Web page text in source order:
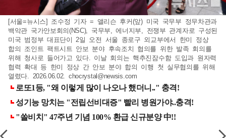
[서울=뉴시스] 조수정 기자 = 앨리슨 후커(앞) 미국 국무부 정무차관과
백악관 국가안보회의(NSC), 국무부, 에너지부, 전쟁부 관계자로 구성된
미국 범정부 대표단이 2일 오전 서울 종로구 외교부에서 한미 정상
합의 조인트 팩트시트 안보 분야 후속조치 협의를 위한 발족 회의를
위해 청사로 들어가고 있다. 이날 회의는 핵추진잠수함 도입과 원자력
협력 확대 등 한미 정상 간 안보 분야 합의 이행 첫 실무협의를 위해
열렸다. 2026.06.02. chocrystal@newsis.com